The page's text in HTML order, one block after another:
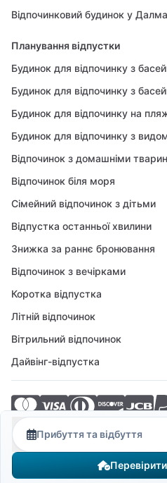
Прибуття та відбуття
Відпочинковий будинок у
Планування відпустки
Будинок для відпочинку з
Будинок для відпочинку з
Будинок для відпочинку на
Будинок для відпочинку з
Відпочинок з домашніми
Відпочинок біля моря
Сімейний відпочинок з дітьми
Відпустка останньої хвилини
Знижка за раннє бронювання
Відпочинок з вечірками
Коротка відпустка
Літній відпочинок
Вітрильний відпочинок
Дайвінг-відпустка